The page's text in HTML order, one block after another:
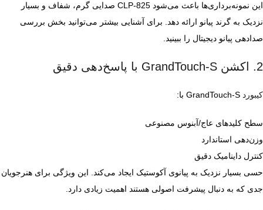
این نمونه‌برداری‌ها باعث می‌شود CLP‑825 صدایی گرم، شفاف و بسیار
نزدیک به گرند پیانو ارائه دهد. برای آشنایی بیشتر می‌توانید بخش بررسی
صدادهی پیانو دیجیتال را ببینید.
2. اکشن GrandTouch‑S با پاسخ‌دهی دقیق
کیبورد
سطح کلیدهای عاج/آبنوس مصنوعی
وزن‌دهی استاندارد
کنترل داینامیک دقیق
حسی بسیار نزدیک به پیانوی آکوستیک ایجاد می‌کند. این ویژگی برای هنرجویان
جدی که به دنبال پیشرفت اصولی هستند اهمیت زیادی دارد.